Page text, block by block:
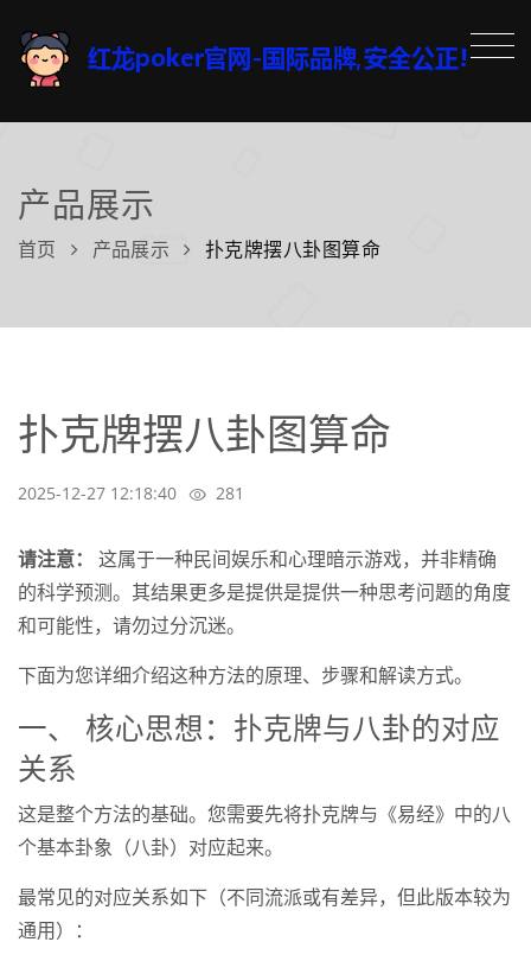
产品展示
首页 产品展示 扑克牌摆八卦图算命
扑克牌摆八卦图算命
2025-12-27 12:18:40 281
请注意：
这属于一种民间娱乐和心理暗示游戏，并非精确
的科学预测。其结果更多是提供是提供一种思考问题的角度
和可能性，请勿过分沉迷。
下面为您详细介绍这种方法的原理、步骤和解读方式。
一、 核心思想：扑克牌与八卦的对应
关系
这是整个方法的基础。您需要先将扑克牌与《易经》中的八
个基本卦象（八卦）对应起来。
最常见的对应关系如下（不同流派或有差异，但此版本较为
通用）：